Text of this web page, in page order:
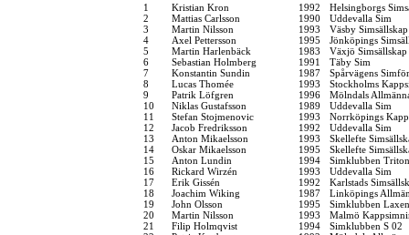
1 Kristian Kron 1992
Helsingborgs
2
Mattias Carlsson 1990
Uddevalla Sim
3
Martin Nilsson 1993
Väsby Simsällskap
4
Axel Pettersson 1995
Jönköpings
5
Martin Harlenbäck 1983
Växjö Simsällskap
6
Sebastian Holmberg 1991
Täby Sim
7
Konstantin Sundin 1987
Spårvägens
8
Lucas Thomée 1993
Stockholms
9
Patrik Löfgren 1996
Mölndals
10
Niklas Gustafsson 1989
Uddevalla Sim
11
Stefan Stojmenovic 1993
Norrköpings
12
Jacob Fredriksson 1992
Uddevalla Sim
13
Anton Mikaelsson 1993
Skellefte
14
Oskar Mikaelsson 1995
Skellefte
15
Anton Lundin 1994
Simklubben Triton
16
Rickard Wirzén 1993
Uddevalla Sim
17
Erik Gissén 1992
Karlstads
18
Joachim Wiking 1987
Linköpings
19
John Olsson 1995
Simklubben Laxen
20
Martin Nilsson 1993
Malmö
21
Filip Holmqvist 1994
Simklubben S 02